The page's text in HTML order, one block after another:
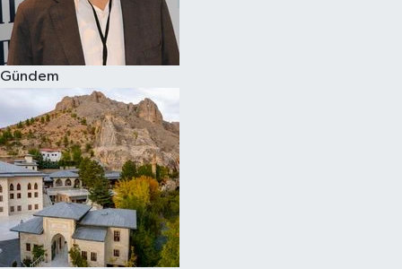
Gündem
Spor
Burç Yorumları
Çocuk
Eğitim
Hava Durumu
Kadın